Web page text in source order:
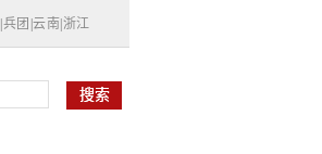
兵团 |云南 浙江